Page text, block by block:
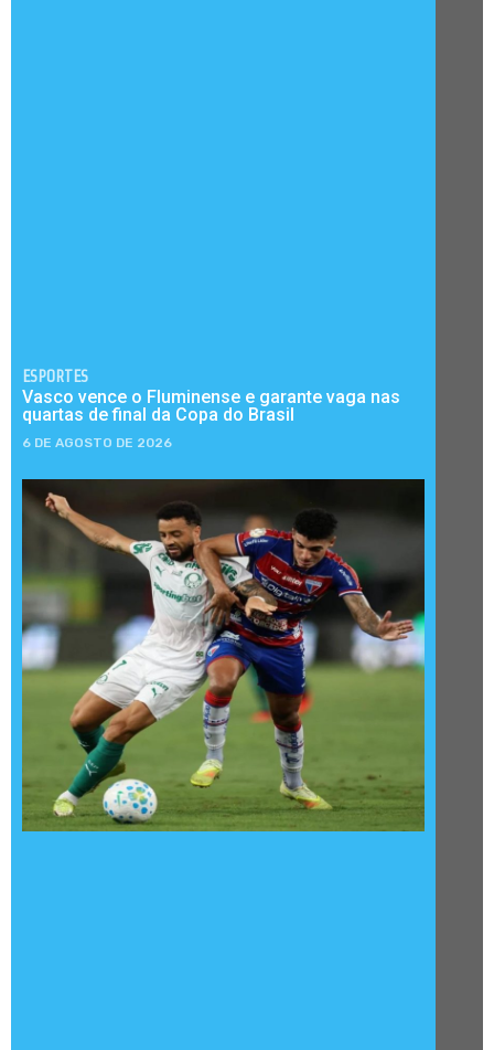
ESPORTES
Vasco vence o Fluminense e garante vaga nas
quartas de final da Copa do Brasil
6 DE AGOSTO DE 2026